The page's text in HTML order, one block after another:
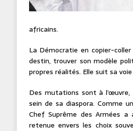
africains.
La Démocratie en copier-
destin, trouver son modèle
propres réalités. Elle suit sa
Des mutations sont à
sein de sa diaspora. Comme
Chef Suprême des Armées
retenue envers les choix